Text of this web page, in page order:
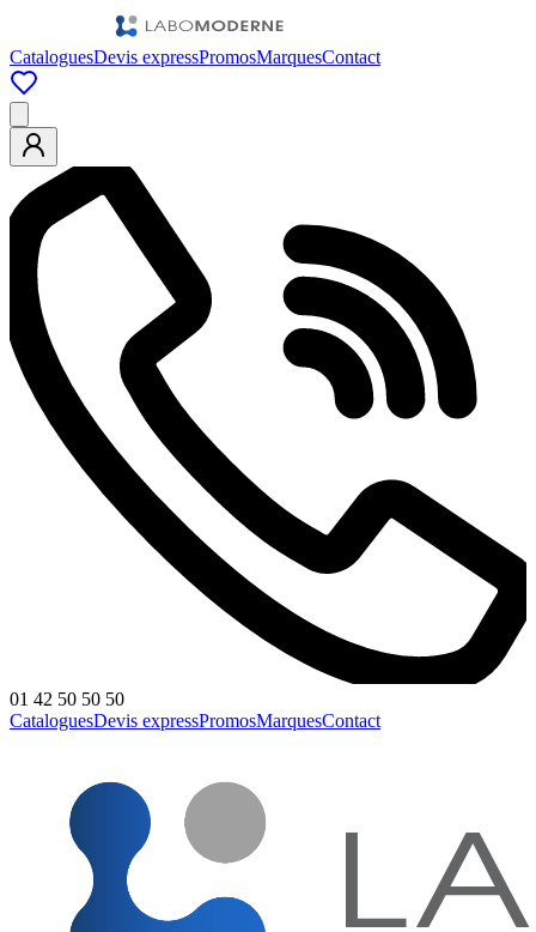
CataloguesDevis expressPromosMarquesContact
01 42 50 50 50
CataloguesDevis expressPromosMarquesContact